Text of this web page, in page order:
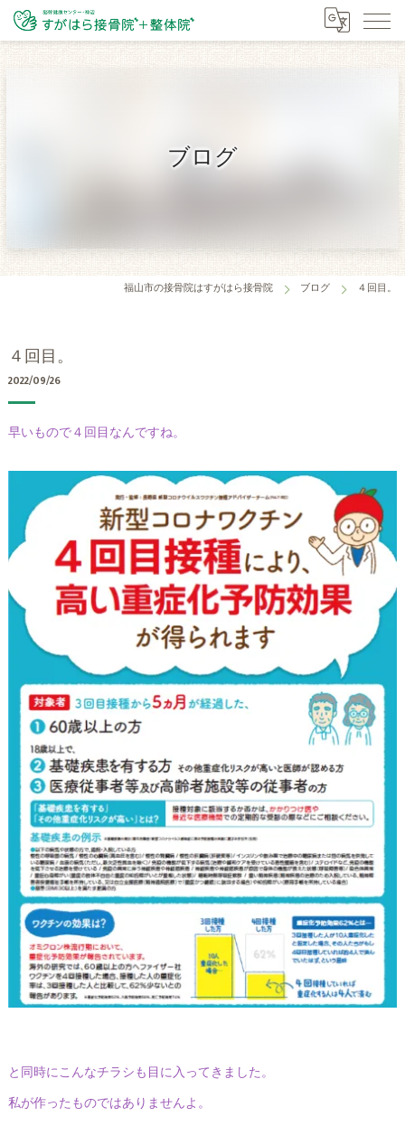
ブログ
福山市の接骨院はすがはら接骨院 ブログ ４回目。
４回目。
2022/09/26
早いもので４回目なんですね。
と同時にこんなチラシも目に入ってきました。
私が作ったものではありませんよ。